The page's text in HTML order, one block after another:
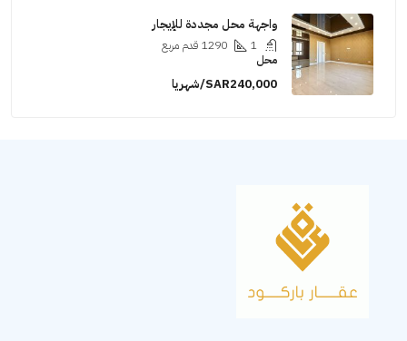
واجهة محل مجددة للإيجار
1290 قدم مربع
محل
SAR240,000/شهريا